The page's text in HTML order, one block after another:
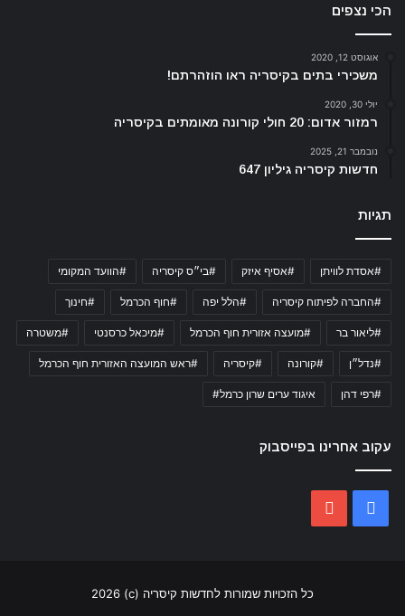
הכי נצפים
אוגוסט 12, 2020
משכירי בתים בקיסריה ראו הוזהרתם!
יולי 30, 2020
רמזור אדום: 20 חולי קורונה מאומתים בקיסריה
נובמבר 21, 2025
חדשות קיסריה גיליון 647
תגיות
#אסדת לוויתן #אסיף איזק #בי״ס קיסריה #הוועד המקומי
#החברה לפיתוח קיסריה #הלל יפה #חוף הכרמל #חינוך
#ליאור בר #מועצה אזורית חוף הכרמל #מיכאל כרסנטי #משטרה
#נדל״ן #קורונה #קיסריה #ראש המועצה האזורית חוף הכרמל
#רפי דהן איגוד ערים שרון כרמל#
עקוב אחרינו בפייסבוק
Facebook
כל הזכויות שמורות לחדשות קיסריה (c) 2026